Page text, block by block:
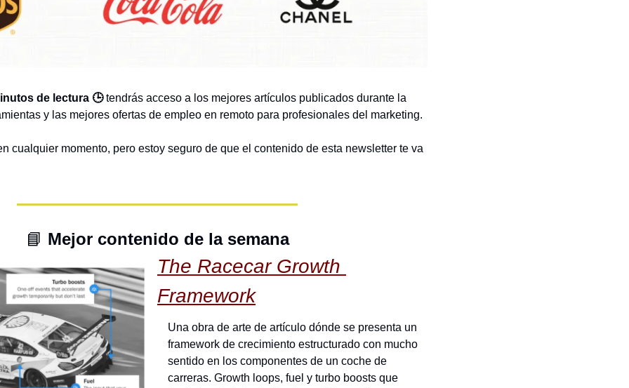
de lectura 🕒 tendrás acceso a los mejores artículos publicados durante la
y las mejores ofertas de empleo en remoto para profesionales del marketing.
cualquier momento, pero estoy seguro de que el contenido de esta newsletter te va
📘 Mejor contenido de la semana
The Racecar Growth
Framework
Una obra de arte de artículo dónde se presenta un
framework de crecimiento estructurado con mucho
sentido en los componentes de un coche de
carreras. Growth loops, fuel y turbo boosts que